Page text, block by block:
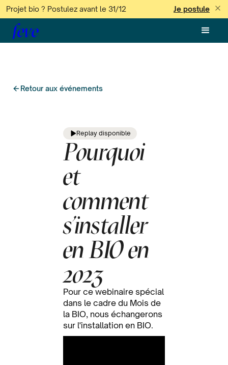
Projet bio ? Postulez avant le 31/12 Je postule
feve
Retour aux événements
Replay disponible
Pourquoi
et
comment
s'installer
en BIO en
2023
Pour ce webinaire spécial
dans le cadre du Mois de
la BIO, nous échangerons
sur l'installation en BIO.